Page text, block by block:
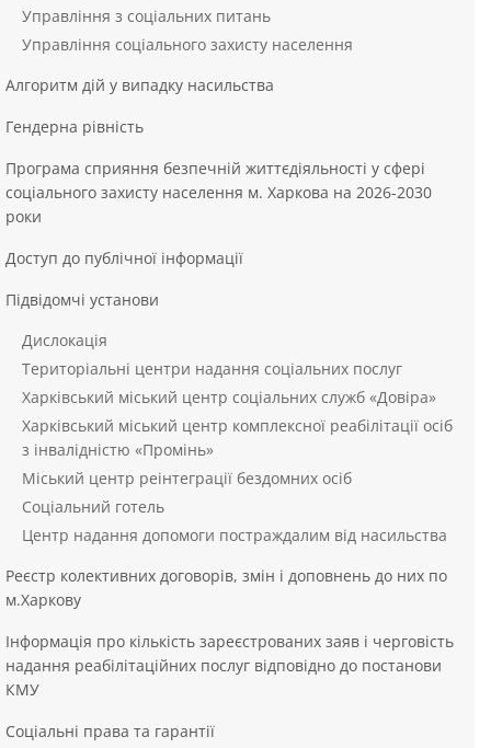
Управління з соціальних питань
Управління соціального захисту населення
Алгоритм дій у випадку насильства
Гендерна рівність
Програма сприяння безпечній життєдіяльності у сфері
соціального захисту населення м. Харкова на 2026-2030
роки
Доступ до публічної інформації
Підвідомчі установи
Дислокація
Територіальні центри надання соціальних послуг
Харківський міський центр соціальних служб «Довіра»
Харківський міський центр комплексної реабілітації осіб
з інвалідністю «Промінь»
Міський центр реінтеграції бездомних осіб
Соціальний готель
Центр надання допомоги постраждалим від насильства
Реєстр колективних договорів, змін і доповнень до них по
м.Харкову
Інформація про кількість зареєстрованих заяв і черговість
надання реабілітаційних послуг відповідно до постанови
КМУ
Соціальні права та гарантії